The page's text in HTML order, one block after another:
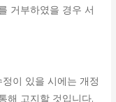
거부하였을 경우 서
이 있을 시에는 개정
해 고지할 것입니다.